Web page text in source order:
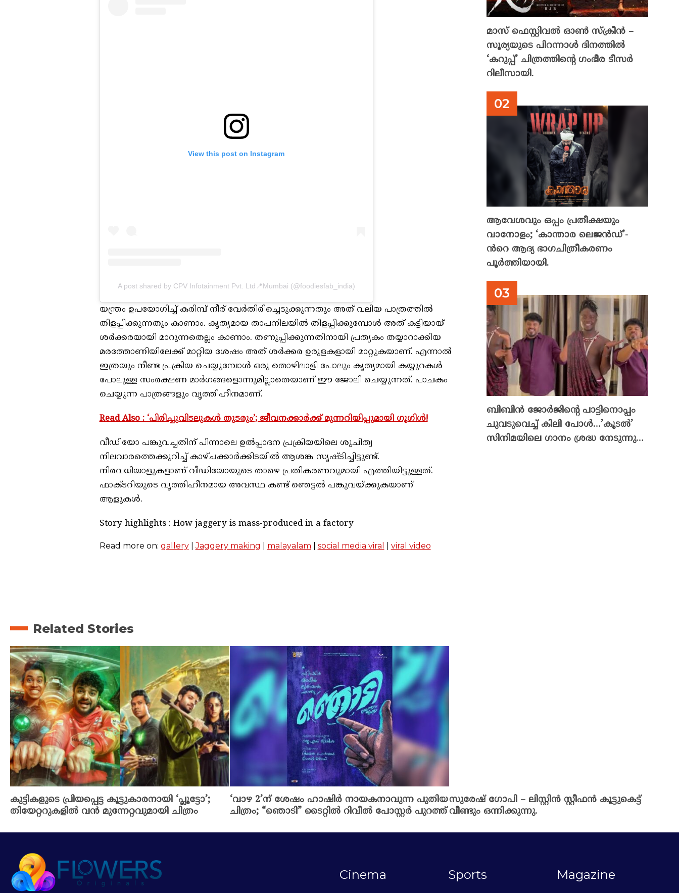
View this post on Instagram
A post shared by CPV Infotainment Pvt. Ltd📍Mumbai (@foodiesfab_india)
യന്ത്രം ഉപയോഗിച്ച് കരിമ്പ് നീര് വേര്‍തിരിച്ചെടുക്കുന്നതും അത് വലിയ പാത്രത്തില്‍
തിളപ്പിക്കുന്നതും കാണാം. കൃത്യമായ താപനിലയില്‍ തിളപ്പിക്കുമ്പോള്‍ അത് കട്ടിയായ്
ശര്‍ക്കരയായി മാറുന്നതെല്ലം കാണാം. തണുപ്പിക്കുന്നതിനായി പ്രത്യകം തയ്യാറാക്കിയ
മരത്തോണിയിലേക്ക് മാറ്റിയ ശേഷം അത് ശര്‍ക്കര ഉരുളകളായി മാറ്റുകയാണ്. എന്നാല്‍
ഇത്രയും നീണ്ട പ്രക്രിയ ചെയ്യുമ്പോള്‍ ഒരു തൊഴിലാളി പോലും കൃത്യമായി കയ്യുറകള്‍
പോലുള്ള സംരക്ഷണ മാര്‍ഗങ്ങളൊന്നുമില്ലാതെയാണ് ഈ ജോലി ചെയ്യുന്നത്. പാചകം
ചെയ്യുന്ന പാത്രങ്ങളും വൃത്തിഹീനമാണ്.
Read Also : ‘പിരിച്ചുവിടലുകൾ തുടരും’; ജീവനക്കാർക്ക് മുന്നറിയിപ്പുമായി ഗൂഗിൾ!
വീഡിയോ പങ്കുവച്ചതിന് പിന്നാലെ ഉല്‍പ്പാദന പ്രക്രിയയിലെ ശുചിത്വ
നിലവാരത്തെക്കുറിച്ച് കാഴ്ചക്കാര്‍ക്കിടയില്‍ ആശങ്ക സൃഷ്ടിച്ചിട്ടുണ്ട്.
നിരവധിയാളുകളാണ് വീഡിയോയുടെ താഴെ പ്രതികരണവുമായി എത്തിയിട്ടുള്ളത്.
ഫാക്ടറിയുടെ വൃത്തിഹീനമായ അവസ്ഥ കണ്ട് ഞെട്ടല്‍ പങ്കുവയ്ക്കുകയാണ്
ആളുകള്‍.
Story highlights : How jaggery is mass-produced in a factory
Read more on: gallery|Jaggery making malayalam social media viral viral video
മാസ് ഫെസ്റ്റിവൽ ഓൺ സ്‌ക്രീൻ –
സൂര്യയുടെ പിറന്നാൾ ദിനത്തിൽ
‘കറുപ്പ്’ ചിത്രത്തിന്റെ ഗംഭീര ടീസർ
റിലീസായി.
ആവേശവും ഒപ്പം പ്രതീക്ഷയും
വാനോളം; ‘കാന്താര ലെജൻഡ്’-
ൻറെ ആദ്യ ഭാഗചിത്രീകരണം
പൂർത്തിയായി.
ബിബിൻ ജോർജിന്റെ പാട്ടിനൊപ്പം
ചുവടുവെച്ച് കിലി പോൾ…’കൂടൽ’
സിനിമയിലെ ഗാനം ശ്രദ്ധ നേടുന്നു…
Related Stories
കുട്ടികളുടെ പ്രിയപ്പെട്ട കൂട്ടുകാരനായി ‘പ്ലൂട്ടോ’;
തിയേറ്ററുകളിൽ വൻ മുന്നേറ്റവുമായി ചിത്രം
‘വാഴ 2’ന് ശേഷം ഹാഷിർ നായകനാവുന്ന പുതിയ
ചിത്രം; “ഞൊടി” ടൈറ്റിൽ റിവീൽ പോസ്റ്റർ പുറത്ത്
സുരേഷ് ഗോപി – ലിസ്റ്റിൻ സ്റ്റീഫൻ കൂട്ടുകെട്ട്
വീണ്ടും ഒന്നിക്കുന്നു.
Cinema Sports Magazine